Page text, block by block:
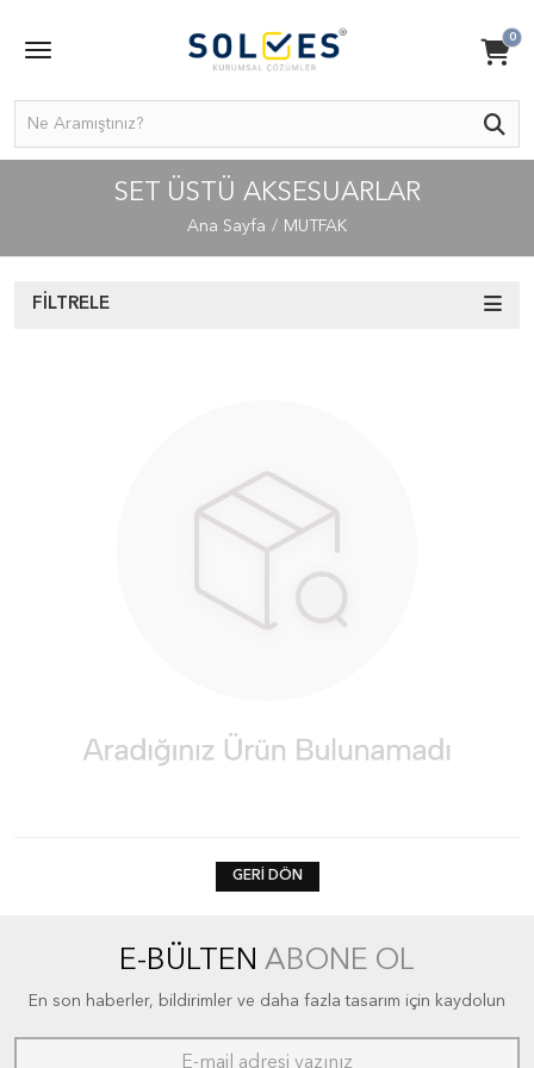
0
SET ÜSTÜ AKSESUARLAR
Ana Sayfa MUTFAK
FILTRELE
GERI DÖN
E-BÜLTEN ABONE OL
En son haberler, bildirimler ve daha fazla tasarım için kaydolun